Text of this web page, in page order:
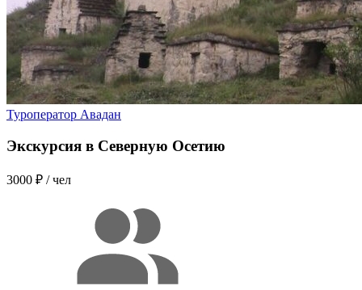
Туроператор Авадан
Экскурсия в Северную Осетию
3000 ₽ / чел